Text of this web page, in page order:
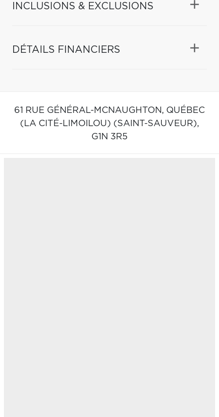
INCLUSIONS & EXCLUSIONS
DÉTAILS FINANCIERS
61 RUE GÉNÉRAL-MCNAUGHTON, QUÉBEC
(LA CITÉ-LIMOILOU) (SAINT-SAUVEUR),
G1N 3R5